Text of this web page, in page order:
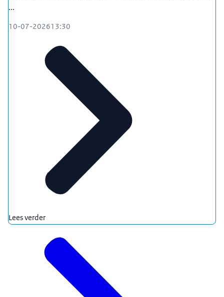
...
10-07-202613:30
Lees verder